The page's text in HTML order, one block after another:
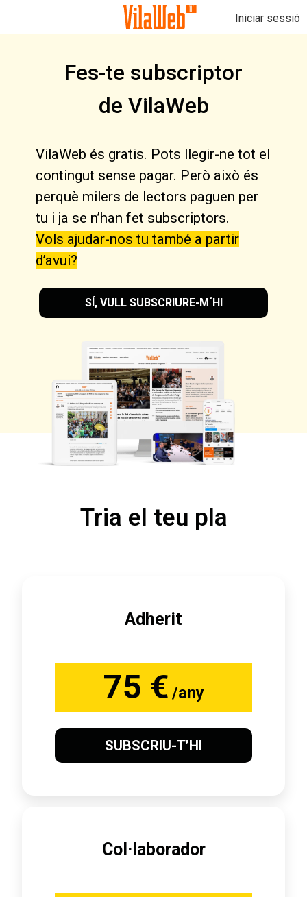
Iniciar sessió
Fes-te subscriptor
de VilaWeb
VilaWeb és gratis. Pots llegir-ne tot el
contingut sense pagar. Però això és
perquè milers de lectors paguen per
tu i ja se n’han fet subscriptors.
Vols ajudar-nos tu també a partir
d’avui?
SÍ, VULL SUBSCRIURE-M´HI
Tria el teu pla
Adherit
75 € /any
SUBSCRIU-T’HI
Col·laborador